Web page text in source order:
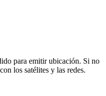
para emitir ubicación. Si no
los satélites y las redes.